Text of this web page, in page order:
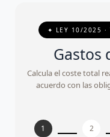
✦ LEY 10/2025 ·
Gastos
Calcula el coste total
acuerdo con las
1 2